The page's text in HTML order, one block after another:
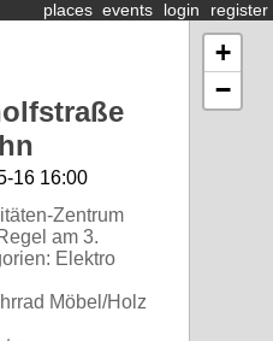
places events login register
16 16:00
Zentrum
am 3.
Elektro
Möbel/Holz
+
−